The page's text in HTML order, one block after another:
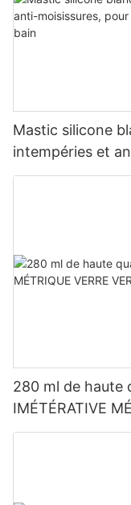
Mastic silicone
intempéries et
applications de
280 ml de haute
IMÉTÉRATIVE
SILICONE